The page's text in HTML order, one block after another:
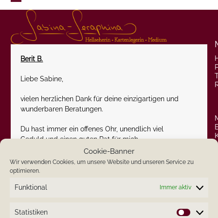
Cookie-Banner
Wir verwenden Cookies, um unsere Website und unseren Service zu
optimieren.
Funktional Immer aktiv
Statistiken
Skip
Open
mobile
menu
Close
mobile
menu
Berit B.
Liebe Sabine,
vielen herzlichen Dank für deine einzigartigen und
wunderbaren Beratungen.
Du hast immer ein offenes Ohr, unendlich viel
Geduld und einen guten Rat für mich.
Deine Beratungen gehen sehr in die Tiefe, sind explizit
und genau.
Du hast mir vor einiger Zeit gesagt, dass ich
Urlaubsreise bekomme, aber die Situation lösen